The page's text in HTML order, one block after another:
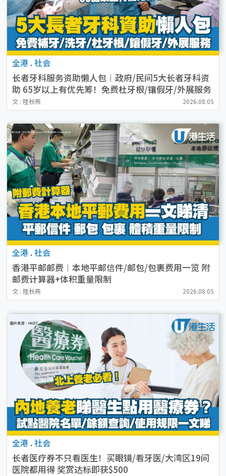
全港 . 社会
长者牙科服务资助懒人包︱政府/民间5大长者牙科资
助 65岁以上有优先筹！免费杜牙根/镶假牙/外展服务
文 : 陸秋燕 2026.08.05
全港 . 社会
香港平邮邮费︱本地平邮信件/邮包/包裹费用一览 附
邮费计算器+体积重量限制
文 : 陸秋燕 2026.08.05
全港 . 社会
长者医疗券不只看医生！买眼镜/看牙医/大湾区19间
医院都用得 奖赏达标即获$500